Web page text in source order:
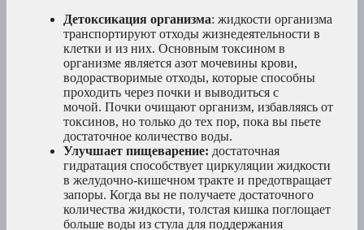
Детоксикация организма: жидкости организма
транспортируют отходы жизнедеятельности в
клетки и из них. Основным токсином в
организме является азот мочевины крови,
водорастворимые отходы, которые способны
проходить через почки и выводиться с
мочой. Почки очищают организм, избавляясь от
токсинов, но только до тех пор, пока вы пьете
достаточное количество воды.
Улучшает пищеварение: достаточная
гидратация способствует циркуляции жидкости
в желудочно-кишечном тракте и предотвращает
запоры. Когда вы не получаете достаточного
количества жидкости, толстая кишка поглощает
больше воды из стула для поддержания